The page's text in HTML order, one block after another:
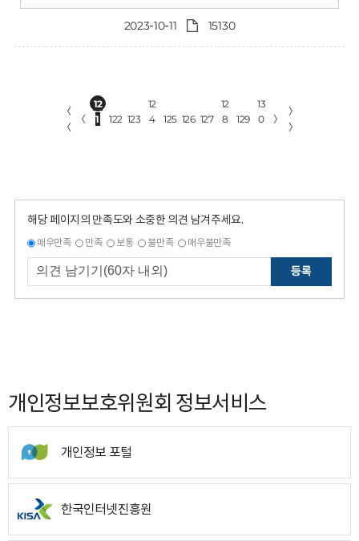
2023-10-11 15130
〈
〈
〈
12
1
122 123
12
4
125 126 127
12
8
129
13
0
〉
〉
〉
해당 페이지의 만족도와 소중한 의견 남겨주세요.
매우만족 만족 보통 불만족 매우불만족
등록
개인정보보호위원회 정보서비스
개인정보 포털
한국인터넷진흥원